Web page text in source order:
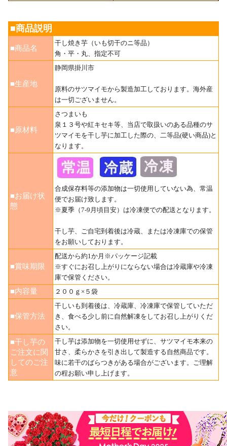
■商品説明
■商品名
干し焼き芋（いも切干のニ等品）
角・平・丸、指定不可
■生産地
静岡県掛川市
原料のサツマイモから製造加工しております。海外産
は一切ございません。
■原材料
さつまいも
泉１３号や紅キセキ等、当店で取扱いのある品種のサ
ツマイモを干し芋に加工した際の、二等品(硬い商品)と
なります。
■お届け状
態
合成保存料等の添加物は一切使用していない為、常温
便でお届け致します。
※夏季（7-9月頃目安）は冷凍便での配送となります。
干し芋、ご自宅到着後は冷蔵、または冷凍庫での保管
をお願いしております。
■賞味期限
配送から約1か月※パッケージ記載
※すぐにお召し上がりにならない場合は冷蔵庫や冷凍
庫で保管ください。
■内容量 ２００ｇ×５袋
■保管方法
干しいも到着後は、冷蔵庫、冷凍庫で保管していただ
き、食べる少し前に自然解凍をしてお召し上がりくだ
さい。
■干し芋の
ご注文に関
してのご注
意
干し芋は添加物を一切使用せずに、サツマイモ本来の
甘さ、柔らかさを引き出して製造する自然商品です。
味に若干のばらつきがある場合がございます。ご理解
の程お願い申し上げます。